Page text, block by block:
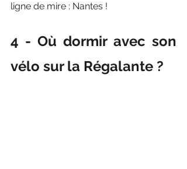
ligne de mire : Nantes !
4 - Où dormir avec son
vélo sur la Régalante ?